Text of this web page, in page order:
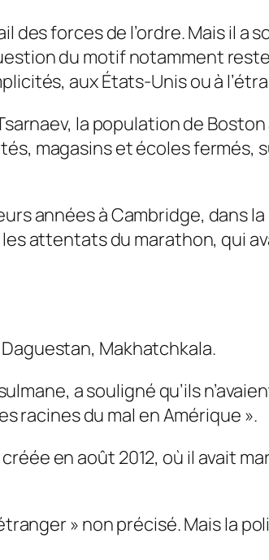
forces de l’ordre. Mais il a
du motif notamment
aux États-Unis ou à
la population de
magasins et écoles fermés,
années à Cambridge, dans
attentats du marathon, qui
Makhatchkala.
a souligné qu’ils
racines du mal en Amérique ».
en août 2012, où il avait
» non précisé. Mais la